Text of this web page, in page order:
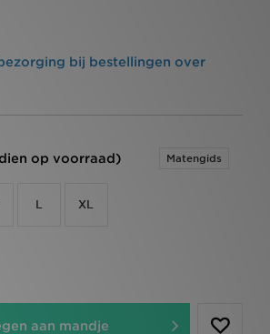
bij bestellingen over
op voorraad) Matengids
L XL
aan mandje